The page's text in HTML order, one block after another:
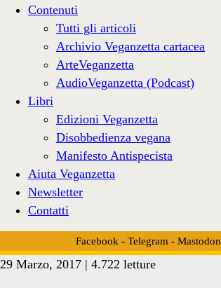
Contenuti
Tutti gli articoli
Archivio Veganzetta cartacea
ArteVeganzetta
AudioVeganzetta (Podcast)
Libri
Edizioni Veganzetta
Disobbedienza vegana
Manifesto Antispecista
Aiuta Veganzetta
Newsletter
Contatti
Facebook - Telegram - Mastodon
29 Marzo, 2017 | 4.722 letture